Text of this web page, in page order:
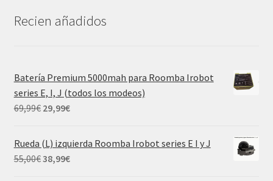
Recien añadidos
Batería Premium 5000mah para Roomba Irobot
series E, I, J (todos los modeos)
69,99€ El
original
era:
69,99€.
29,99€El
actual
Rueda (L) izquierda Roomba Irobot series E I y J
55,00€ El
38,99€El